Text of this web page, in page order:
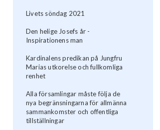
Livets söndag 2021
Den helige Josefs år -
Inspirationens man
Kardinalens predikan på Jungfru
Marias utkorelse och fullkomliga
renhet
Alla församlingar måste följa de
nya begränsningarna för allmänna
sammankomster och offentliga
tillställningar